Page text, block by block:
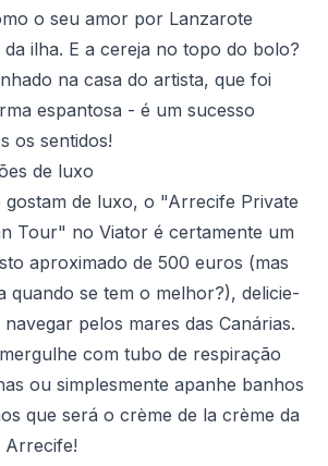
o seu amor por Lanzarote
ilha. E a cereja no topo do bolo?
na casa do artista, que foi
espantosa - é um sucesso
os sentidos!
de luxo
gostam de luxo, o "Arrecife Private
Tour" no Viator é certamente um
aproximado de 500 euros (mas
quando se tem o melhor?), delicie-
pelos mares das Canárias.
com tubo de respiração
ou simplesmente apanhe banhos
que será o crème de la crème da
Arrecife!